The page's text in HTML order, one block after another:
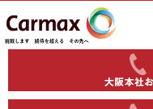
全国1000以上の実績有り。コインパ
安定収益を得る土地活用方法（コイ